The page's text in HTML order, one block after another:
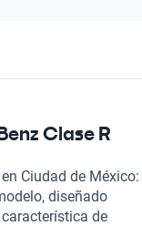
Clase R
Ciudad de México:
diseñado
de